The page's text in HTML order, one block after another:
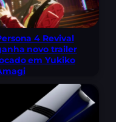
4 Revival
novo trailer
em Yukiko